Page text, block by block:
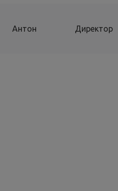
Антон Директор